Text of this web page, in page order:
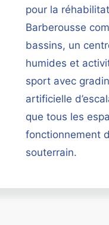
pour la
Barberousse
bassins, un
humides et
sport avec
artificielle
que tous les
fonctionnement
souterrain.